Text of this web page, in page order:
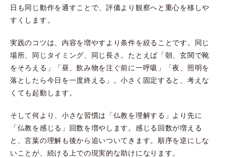
日も同じ動作を通すことで、評価より観察へと重心を移しや
すくします。
実践のコツは、内容を増やすより条件を絞ることです。同じ
場所、同じタイミング、同じ長さ。たとえば「朝、玄関で靴
をそろえる」「昼、飲み物を注ぐ前に一呼吸」「夜、照明を
落としたら今日を一度終える」。小さく固定すると、考えな
くても起動します。
そして何より、小さな習慣は「仏教を理解する」より先に
「仏教を感じる」回数を増やします。感じる回数が増える
と、言葉の理解も後から追いついてきます。順序を逆にしな
いことが、続ける上での現実的な助けになります。